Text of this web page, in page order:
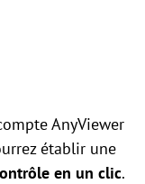
AnyViewer
établir une
en un clic.